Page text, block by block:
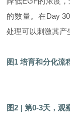
的数量。在Day
处理可以刺激其产
图1 培育和分化流
图2 | 第0-3天，观